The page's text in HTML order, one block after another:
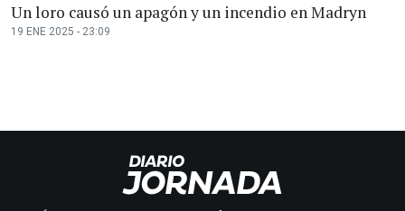
Un loro causó un apagón y un incendio en Madryn
19 ENE 2025 - 23:09